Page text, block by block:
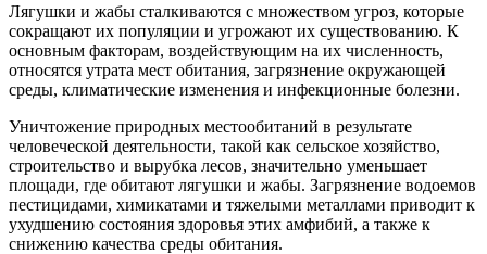
Лягушки и жабы сталкиваются с множеством угроз, которые
сокращают их популяции и угрожают их существованию. К
основным факторам, воздействующим на их численность,
относятся утрата мест обитания, загрязнение окружающей
среды, климатические изменения и инфекционные болезни.
Уничтожение природных местообитаний в результате
человеческой деятельности, такой как сельское хозяйство,
строительство и вырубка лесов, значительно уменьшает
площади, где обитают лягушки и жабы. Загрязнение водоемов
пестицидами, химикатами и тяжелыми металлами приводит к
ухудшению состояния здоровья этих амфибий, а также к
снижению качества среды обитания.